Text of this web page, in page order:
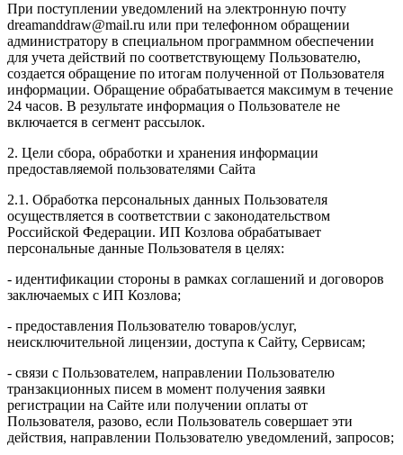
При поступлении уведомлений на электронную почту
dreamanddraw@mail.ru или при телефонном обращении
администратору в специальном программном обеспечении
для учета действий по соответствующему Пользователю,
создается обращение по итогам полученной от Пользователя
информации. Обращение обрабатывается максимум в течение
24 часов. В результате информация о Пользователе не
включается в сегмент рассылок.
2. Цели сбора, обработки и хранения информации
предоставляемой пользователями Сайта
2.1. Обработка персональных данных Пользователя
осуществляется в соответствии с законодательством
Российской Федерации. ИП Козловa обрабатывает
персональные данные Пользователя в целях:
- идентификации стороны в рамках соглашений и договоров
заключаемых с ИП Козлова;
- предоставления Пользователю товаров/услуг,
неисключительной лицензии, доступа к Сайту, Сервисам;
- связи с Пользователем, направлении Пользователю
транзакционных писем в момент получения заявки
регистрации на Сайте или получении оплаты от
Пользователя, разово, если Пользователь совершает эти
действия, направлении Пользователю уведомлений, запросов;